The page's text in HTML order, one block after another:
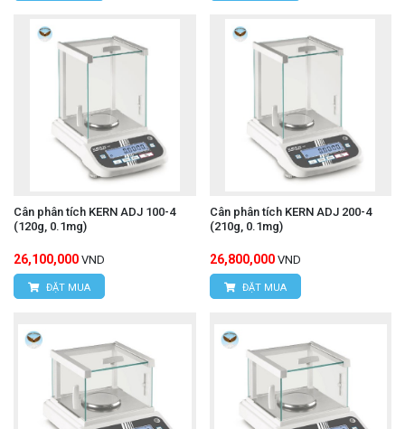
Cân phân tích KERN ADJ 100-4
(120g, 0.1mg)
26,100,000 VND
ĐẶT MUA
Cân phân tích KERN ADJ 200-4
(210g, 0.1mg)
26,800,000 VND
ĐẶT MUA